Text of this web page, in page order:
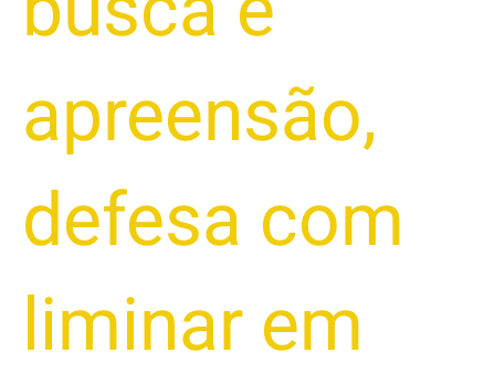
apreensão,
defesa com
liminar em